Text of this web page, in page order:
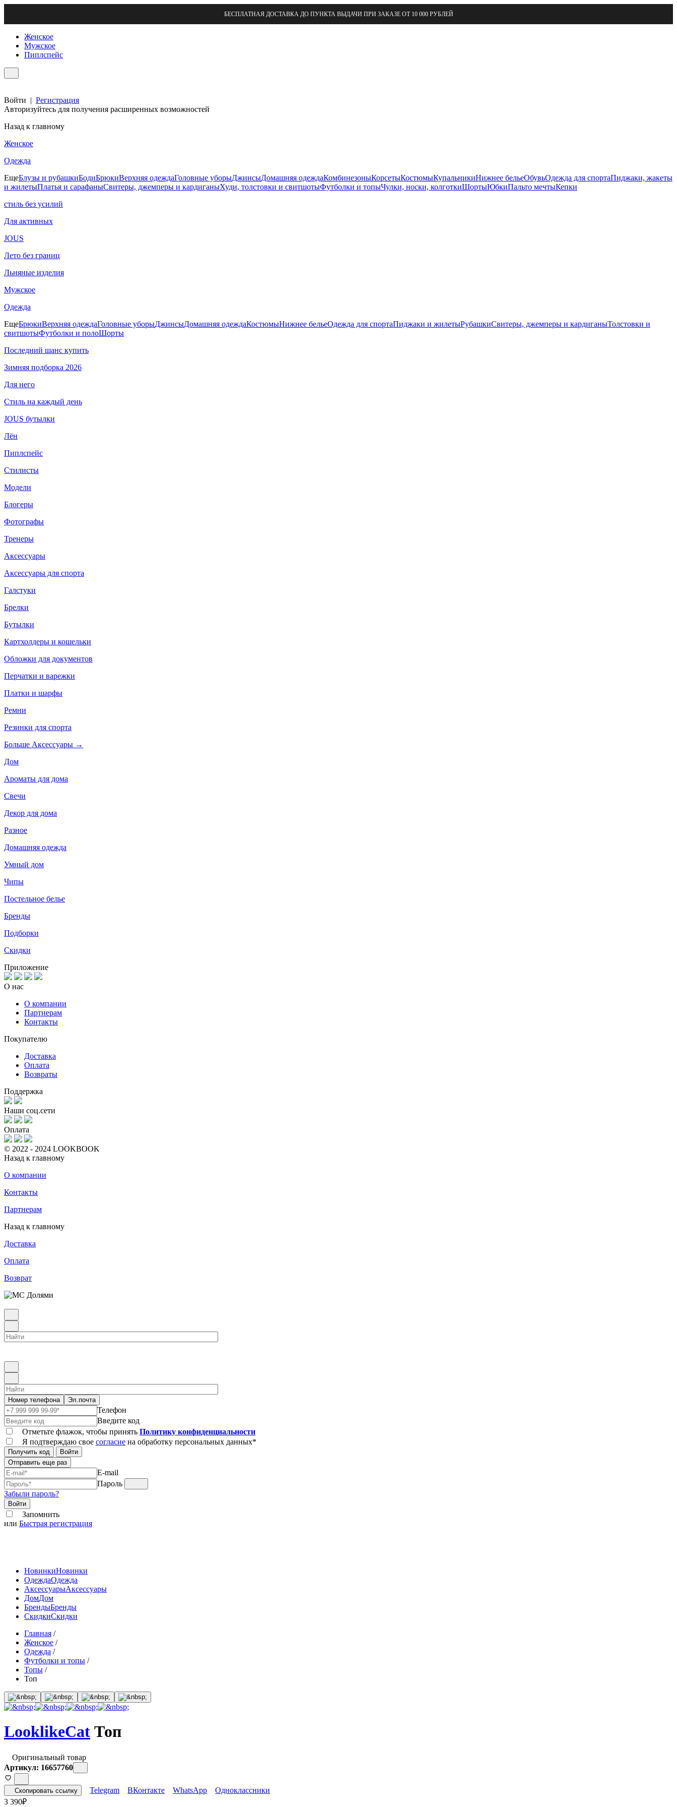
БЕСПЛАТНАЯ ДОСТАВКА ДО ПУНКТА ВЫДАЧИ ПРИ ЗАКАЗЕ ОТ 10 000 РУБЛЕЙ
Женское
Мужское
Пиплспейс
Войти | Регистрация
Авторизуйтесь для получения расширенных возможностей
Назад к главному
Женское
Одежда
ЕщеБлузы и рубашкиБодиБрюкиВерхняя одеждаГоловные уборыДжинсыДомашняя одеждаКомбинезоныКорсетыКостюмыКупальникиНижнее бельеОбувьОдежда для спортаПиджаки, жакеты
и жилетыПлатья и сарафаныСвитеры, джемперы и кардиганыХуди, толстовки и свитшотыФутболки и топыЧулки, носки, колготкиШортыЮбкиПальто мечтыКепки
стиль без усилий
Для активных
JOUS
Лето без границ
Льняные изделия
Мужское
Одежда
ЕщеБрюкиВерхняя одеждаГоловные уборыДжинсыДомашняя одеждаКостюмыНижнее бельеОдежда для спортаПиджаки и жилетыРубашкиСвитеры, джемперы и кардиганыТолстовки и
свитшотыФутболки и полоШорты
Последний шанс купить
Зимняя подборка 2026
Для него
Стиль на каждый день
JOUS бутылки
Лён
Пиплспейс
Стилисты
Модели
Блогеры
Фотографы
Тренеры
Аксессуары
Аксессуары для спорта
Галстуки
Брелки
Бутылки
Картхолдеры и кошельки
Обложки для документов
Перчатки и варежки
Платки и шарфы
Ремни
Резинки для спорта
Больше Аксессуары →
Дом
Ароматы для дома
Свечи
Декор для дома
Разное
Домашняя одежда
Умный дом
Чипы
Постельное белье
Бренды
Подборки
Скидки
Приложение
О нас
О компании
Партнерам
Контакты
Покупателю
Доставка
Оплата
Возвраты
Поддержка
Наши соц.сети
Оплата
© 2022 - 2024 LOOKBOOK
Назад к главному
О компании
Контакты
Партнерам
Назад к главному
Доставка
Оплата
Возврат
Номер телефона Эл.почта
Телефон
Введите код
Отметьте флажок, чтобы принять Политику конфиденциальности
Я подтверждаю свое согласие на обработку персональных данных*
Получить код
Войти
Отправить еще раз
E-mail
Пароль
Забыли пароль?
Войти
Запомнить
или Быстрая регистрация
НовинкиНовинки
ОдеждаОдежда
АксессуарыАксессуары
ДомДом
БрендыБренды
СкидкиСкидки
Главная /
Женское /
Одежда /
Футболки и топы /
Топы /
Топ
LooklikeCat Топ
Оригинальный товар
Артикул: 16657760
Скопировать ссылку Telegram ВКонтакте WhatsApp
Одноклассники
3 390₽